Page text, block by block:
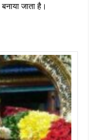
जाता है।